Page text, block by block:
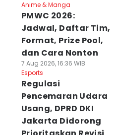
Anime & Manga
PMWC 2026:
Jadwal, Daftar Tim,
Format, Prize Pool,
dan Cara Nonton
7 Aug 2026, 16:36 WIB
Esports
Regulasi
Pencemaran Udara
Usang, DPRD DKI
Jakarta Didorong